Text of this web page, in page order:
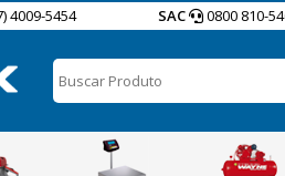
4009-5454 SAC 0800 810-